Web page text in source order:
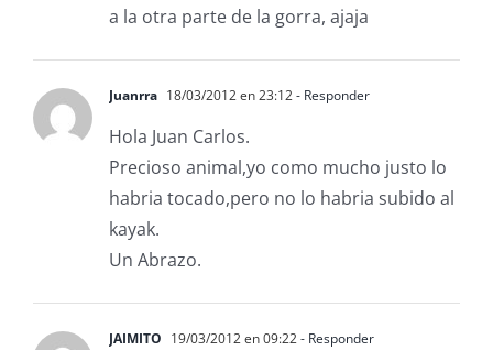
a la otra parte de la gorra, ajaja
Juanrra 18/03/2012 en 23:12- Responder
Hola Juan Carlos.
Precioso animal,yo como mucho justo lo
habria tocado,pero no lo habria subido al
kayak.
Un Abrazo.
JAIMITO 19/03/2012 en 09:22- Responder